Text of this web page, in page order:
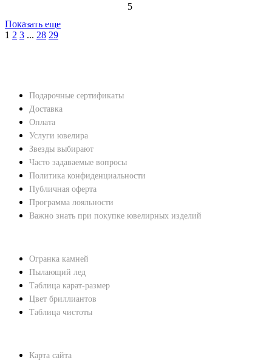
5
Показать еще
1 2 3 ... 28 29
Подарочные сертификаты
Доставка
Оплата
Услуги ювелира
Звезды выбирают
Часто задаваемые вопросы
Политика конфиденциальности
Публичная оферта
Программа лояльности
Важно знать при покупке ювелирных изделий
Огранка камней
Пылающий лед
Таблица карат-размер
Цвет бриллиантов
Таблица чистоты
Карта сайта